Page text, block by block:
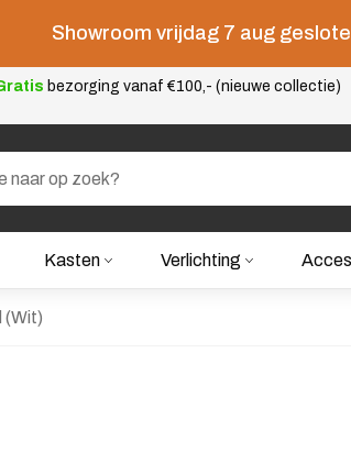
Showroom vrijdag 7 aug
bezorging vanaf €100,- (nieuwe collectie)
Kasten Verlichting
(Wit)